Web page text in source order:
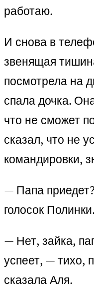
работаю.
И снова в
звенящая
посмотрела на
спала дочка.
что не сможет
сказал, что не
командировки,
— Папа
голосок Полинки.
— Нет, зайка,
успеет, — тихо,
сказала Аля.